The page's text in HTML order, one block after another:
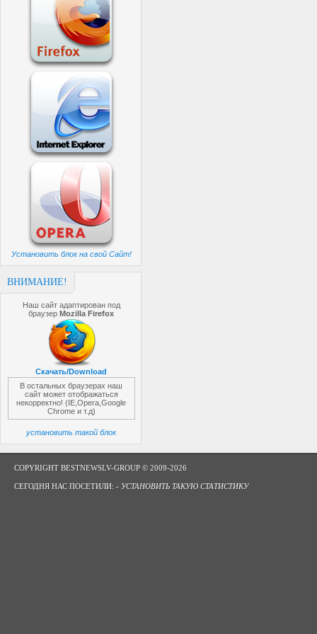
Установить блок на свой Сайт!
ВНИМАНИЕ!
Наш сайт адаптирован под
браузерMozilla Firefox
Скачать/Download
В остальных браузерах наш
сайт может отображаться
некорректно! (IE,Opera,Google
Chrome и т.д)
установить такой блок
COPYRIGHT BESTNEWSLV-GROUP © 2009-2026
СЕГОДНЯ НАС ПОСЕТИЛИ: - УСТАНОВИТЬ ТАКУЮ СТАТИСТИКУ